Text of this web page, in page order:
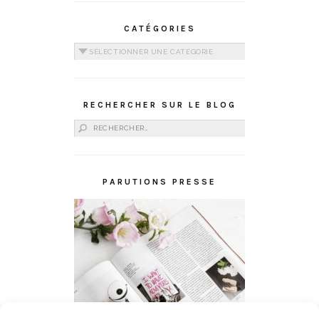
CATÉGORIES
Catégories
RECHERCHER SUR LE BLOG
Rechercher :
PARUTIONS PRESSE